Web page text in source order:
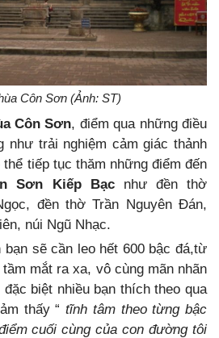
Côn Sơn (Ảnh: ST)
Côn Sơn, điểm qua những điều
như trải nghiệm cảm giác thảnh
tiếp tục thăm những điểm đến
Sơn Kiếp Bạcnhư đền thờ
đền thờ Trần Nguyên Đán,
núi Ngũ Nhạc.
sẽ cần leo hết 600 bậc đá,từ
mắt ra xa, vô cùng mãn nhãn
biệt nhiều bạn thích theo qua
thấy “ tĩnh tâm theo từng bậc
cuối cùng của con đường tôi